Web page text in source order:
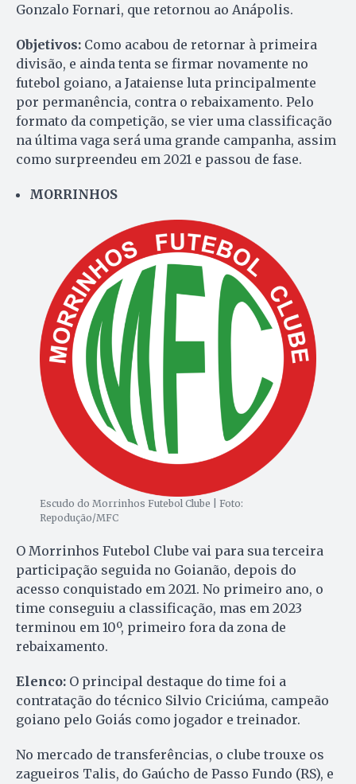
Gonzalo Fornari, que retornou ao Anápolis.
Objetivos: Como acabou de retornar à primeira
divisão, e ainda tenta se firmar novamente no
futebol goiano, a Jataiense luta principalmente
por permanência, contra o rebaixamento. Pelo
formato da competição, se vier uma classificação
na última vaga será uma grande campanha, assim
como surpreendeu em 2021 e passou de fase.
MORRINHOS
Escudo do Morrinhos Futebol Clube | Foto:
Repodução/MFC
O Morrinhos Futebol Clube vai para sua terceira
participação seguida no Goianão, depois do
acesso conquistado em 2021. No primeiro ano, o
time conseguiu a classificação, mas em 2023
terminou em 10º, primeiro fora da zona de
rebaixamento.
Elenco: O principal destaque do time foi a
contratação do técnico Silvio Criciúma, campeão
goiano pelo Goiás como jogador e treinador.
No mercado de transferências, o clube trouxe os
zagueiros Talis, do Gaúcho de Passo Fundo (RS), e